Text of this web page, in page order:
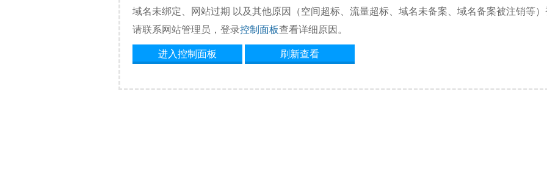
域名未绑定、网站过期 以及其他原因（空间超标、流量超标、域名未备案、域名备案被注销等）
请联系网站管理员，登录控制面板查看详细原因。
进入控制面板
刷新查看